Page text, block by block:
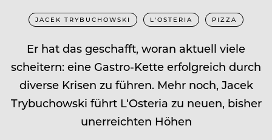
JACEK TRYBUCHOWSKI L'OSTERIA PIZZA
Er hat das geschafft, woran aktuell viele
scheitern: eine Gastro-Kette erfolgreich durch
diverse Krisen zu führen. Mehr noch, Jacek
Trybuchowski führt L‘Osteria zu neuen, bisher
unerreichten Höhen